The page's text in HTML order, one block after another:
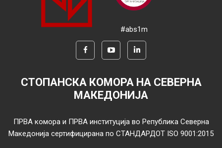
#abs1m
СТОПАНСКА КОМОРА НА СЕВЕРНА
МАКЕДОНИЈА
ПРВА комора и ПРВА институција во Република Северна
Македонија сертифицирана по СТАНДАРДОТ ISO 9001:2015